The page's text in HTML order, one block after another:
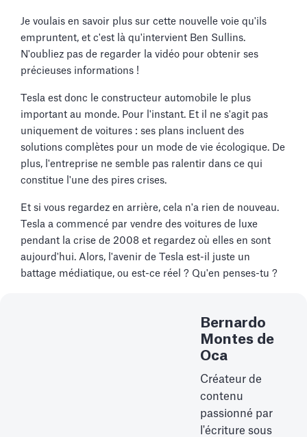
Je voulais en savoir plus sur cette nouvelle voie qu'ils
empruntent, et c'est là qu'intervient Ben Sullins.
N'oubliez pas de regarder la vidéo pour obtenir ses
précieuses informations !
Tesla est donc le constructeur automobile le plus
important au monde. Pour l'instant. Et il ne s'agit pas
uniquement de voitures : ses plans incluent des
solutions complètes pour un mode de vie écologique. De
plus, l'entreprise ne semble pas ralentir dans ce qui
constitue l'une des pires crises.
Et si vous regardez en arrière, cela n'a rien de nouveau.
Tesla a commencé par vendre des voitures de luxe
pendant la crise de 2008 et regardez où elles en sont
aujourd'hui. Alors, l'avenir de Tesla est-il juste un
battage médiatique, ou est-ce réel ? Qu'en penses-tu ?
Bernardo
Montes de
Oca
Créateur de
contenu
passionné par
l'écriture sous